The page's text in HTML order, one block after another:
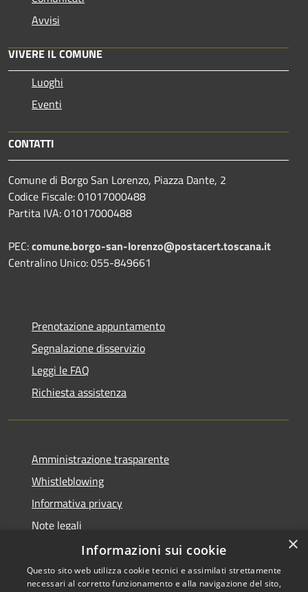
Avvisi
VIVERE IL COMUNE
Luoghi
Eventi
CONTATTI
Comune di Borgo San Lorenzo, Piazza Dante, 2
Codice Fiscale: 01017000488
Partita IVA: 01017000488
PEC:comune.borgo-san-lorenzo@postacert.toscana.it
Centralino Unico: 055-849661
Prenotazione appuntamento
Segnalazione disservizio
Leggi le FAQ
Richiesta assistenza
Amministrazione trasparente
Whistleblowing
Informativa privacy
Note legali
Dichiarazione di accessibilità
×
Informazioni sui cookie
Questo sito web utilizza cookie tecnici e assimilati strettamente
necessari al corretto funzionamento e alla navigazione del sito,